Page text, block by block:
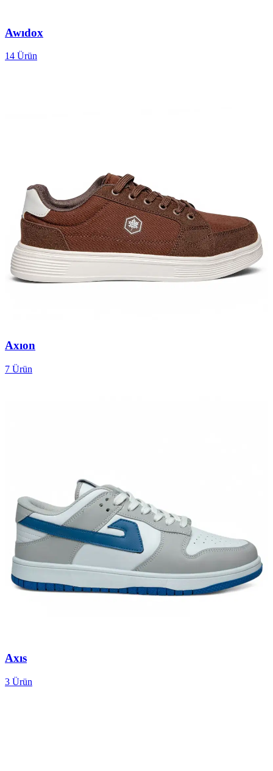
Awıdox
14 Ürün
Axıon
7 Ürün
Axıs
3 Ürün